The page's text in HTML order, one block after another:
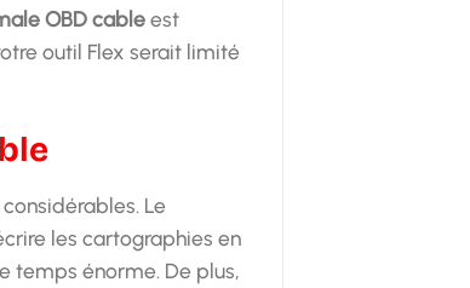
OBD cableest
outil Flex serait limité
Le
les cartographies en
temps énorme. De plus,